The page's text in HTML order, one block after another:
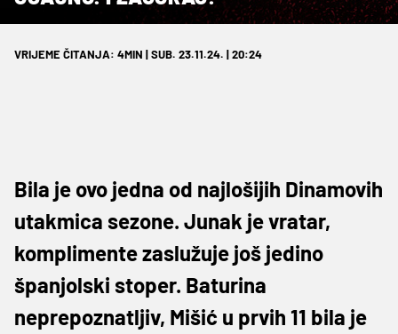
VRIJEME ČITANJA: 4MIN | SUB. 23.11.24. | 20:24
Bila je ovo jedna od najlošijih Dinamovih
utakmica sezone. Junak je vratar,
komplimente zaslužuje još jedino
španjolski stoper. Baturina
neprepoznatljiv, Mišić u prvih 11 bila je